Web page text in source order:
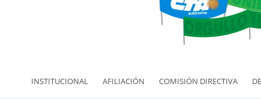
INSTITUCIONAL AFILIACIÓN COMISIÓN DIRECTIVA